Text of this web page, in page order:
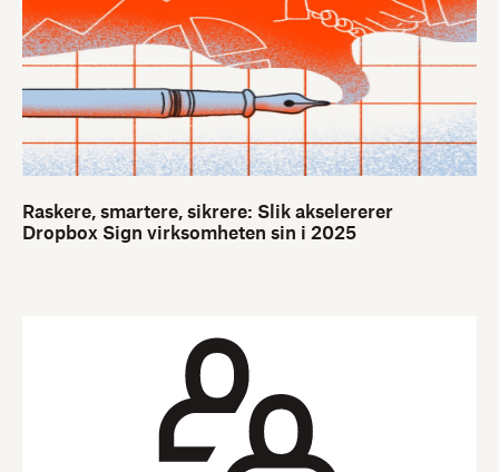
Raskere, smartere, sikrere: Slik akselererer
Dropbox Sign virksomheten sin i 2025